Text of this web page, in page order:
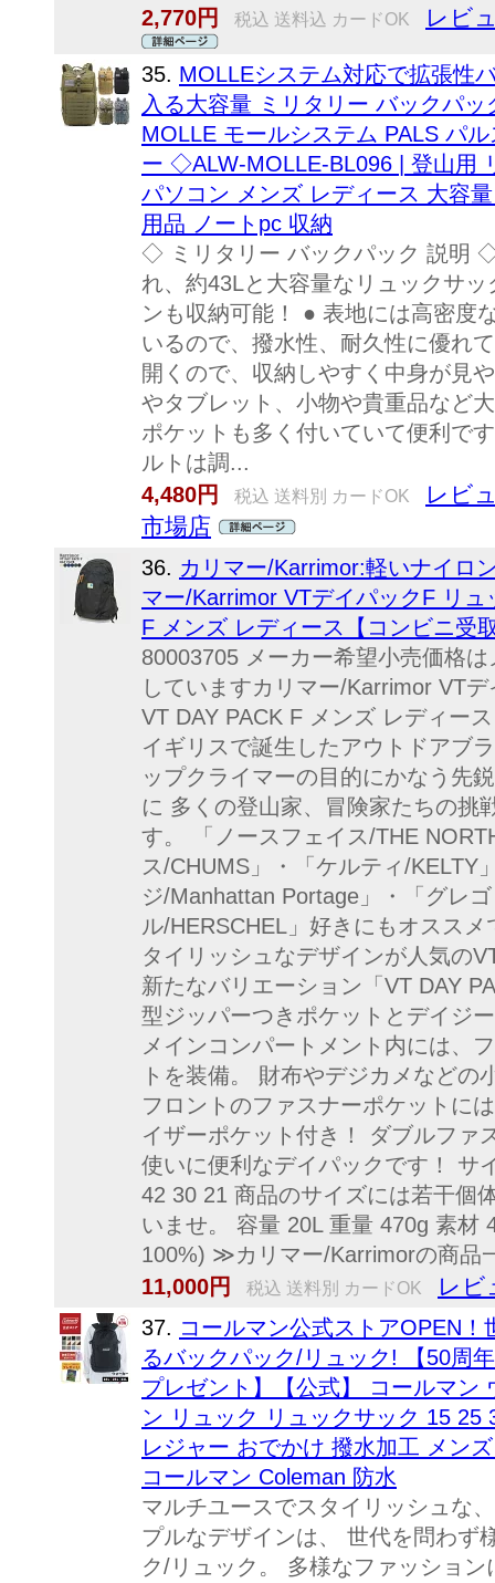
2,770円 税込 送料込 カードOK レビ
35. MOLLEシステム対応で拡張性
入る大容量 ミリタリー バックパ
MOLLE モールシステム PALS パ
ー ◇ALW-MOLLE-BL096 | 登山用
パソコン メンズ レディース 大容
用品 ノートpc 収納
◇ ミリタリー バックパック 説明
れ、約43Lと大容量なリュックサ
ンも収納可能！ ● 表地には高密度
いるので、撥水性、耐久性に優れ
開くので、収納しやすく中身が見
やタブレット、小物や貴重品など
ポケットも多く付いていて便利で
ルトは調...
4,480円
税込 送料別 カードOK
レビ
市場店
36. カリマー/Karrimor:軽いナイロ
マー/Karrimor VTデイパックF リ
F メンズ レディース【コンビニ受
80003705 メーカー希望小売価格
していますカリマー/Karrimor VT
VT DAY PACK F メンズ レディー
イギリスで誕生したアウトドアブ
ップクライマーの目的にかなう先
に 多くの登山家、冒険家たちの挑
す。 「ノースフェイス/THE
ス/CHUMS」・「ケルティ/KELTY
ジ/Manhattan Portage」・「グレ
ル/HERSCHEL」好きにもオスス
タイリッシュなデザインが人気の
新たなバリエーション「VT DAY
型ジッパーつきポケットとデイジ
メインコンパートメント内には、
トを装備。 財布やデジカメなどの
フロントのファスナーポケットに
イザーポケット付き！ ダブルファ
使いに便利なデイパックです！ サ
42 30 21 商品のサイズには若干個
いませ。 容量 20L 重量 470g 素材
100%) ≫カリマー/Karrimorの商品
11,000円
税込 送料別 カードOK レビ
37. コールマン公式ストアOPEN
るバックパック/リュック! 【50周
プレゼント】【公式】 コールマン
ン リュック リュックサック 15 25
レジャー おでかけ 撥水加工 メン
コールマン Coleman 防水
マルチユースでスタイリッシュな
プルなデザインは、 世代を問わず
ク/リュック。 多様なファッショ